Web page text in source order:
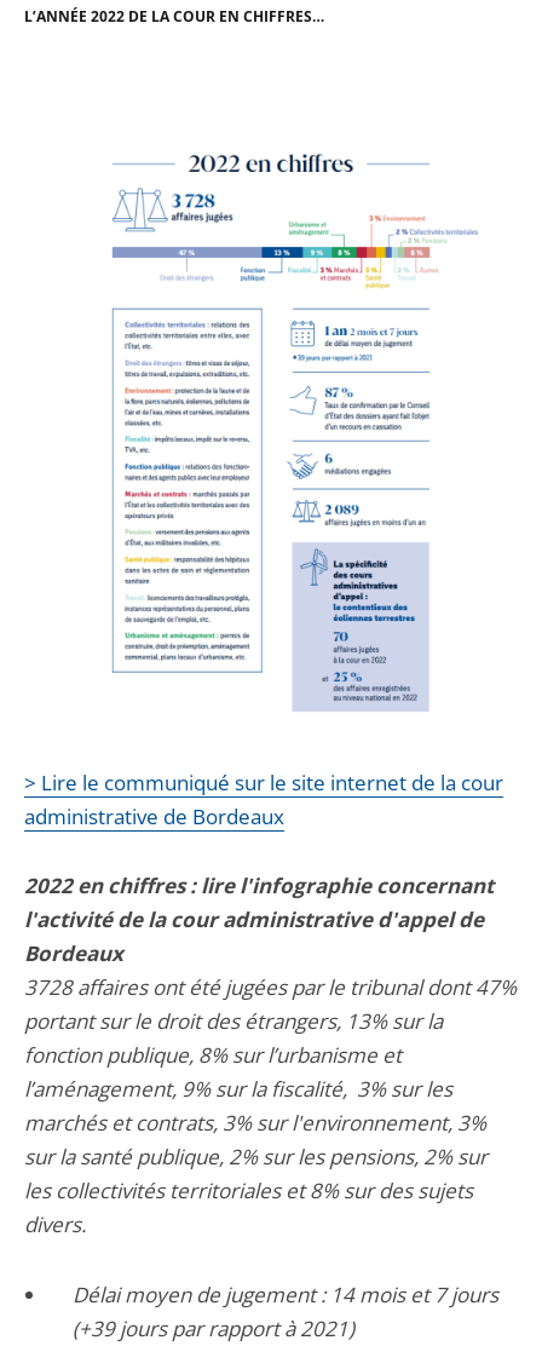
L’ANNÉE 2022 DE LA COUR EN CHIFFRES…
> Lire le communiqué sur le site internet de la cour
administrative de Bordeaux
2022 en chiffres : lire l'infographie concernant
l'activité de la cour administrative d'appel de
Bordeaux
3728 affaires ont été jugées par le tribunal dont 47%
portant sur le droit des étrangers, 13% sur la
fonction publique, 8% sur l’urbanisme et
l’aménagement, 9% sur la fiscalité, 3% sur les
marchés et contrats, 3% sur l'environnement, 3%
sur la santé publique, 2% sur les pensions, 2% sur
les collectivités territoriales et 8% sur des sujets
divers.
Délai moyen de jugement : 14 mois et 7 jours
(+39 jours par rapport à 2021)